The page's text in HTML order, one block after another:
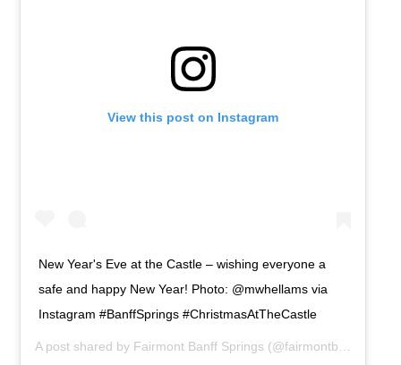
View this post on Instagram
New Year's Eve at the Castle – wishing everyone a
safe and happy New Year! Photo: @mwhellams via
Instagram #BanffSprings #ChristmasAtTheCastle
A post shared by Fairmont Banff Springs (@fairmontbanff) on